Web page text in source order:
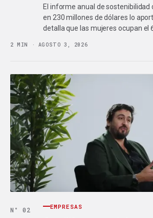
El informe anual de
en 230 millones de dólares lo
detalla que las mujeres ocupan el
2 MIN · AGOSTO 3, 2026
N° 02 EMPRESAS